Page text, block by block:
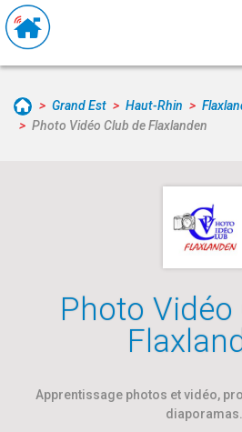
Grand Est Haut-Rhin
Photo Vidéo Club de Flaxlanden
Photo Vidéo
Apprentissage photos et vidéo,
diaporamas.